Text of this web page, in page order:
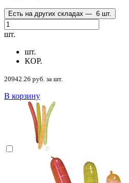
Есть на других складах — 6 шт.
шт.
шт.
КОР.
20942.26 руб. за шт.
В корзину